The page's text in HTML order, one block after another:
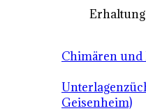
Chimären
Geisenheim)